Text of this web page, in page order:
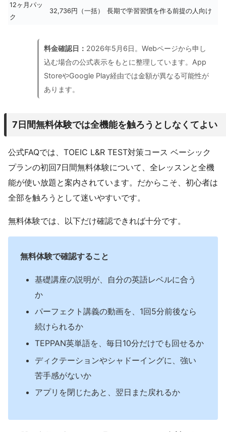
12ヶ月パッ
ク
32,736円（一括） 長期で学習習慣を作る前提の人向け
料金確認日： 2026年5月6日。Webページから申し
込む場合の公式表示をもとに整理しています。App
StoreやGoogle Play経由では金額が異なる可能性が
あります。
7日間無料体験では全機能を触ろうとしなくてよい
公式FAQでは、TOEIC L&R TEST対策コース ベーシック
プランの初回7日間無料体験について、全レッスンと全機
能が使い放題と案内されています。だからこそ、初心者は
全部を触ろうとして迷いやすいです。
無料体験では、以下だけ確認できれば十分です。
無料体験で確認すること
基礎講座の説明が、自分の英語レベルに合う
か
パーフェクト講義の動画を、1回5分前後なら
続けられるか
TEPPAN英単語を、毎日10分だけでも回せるか
ディクテーションやシャドーイングに、強い
苦手感がないか
アプリを閉じたあと、翌日また戻れるか